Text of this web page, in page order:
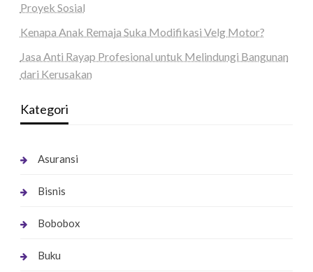
Proyek Sosial
Kenapa Anak Remaja Suka Modifikasi Velg Motor?
Jasa Anti Rayap Profesional untuk Melindungi Bangunan
dari Kerusakan
Kategori
Asuransi
Bisnis
Bobobox
Buku